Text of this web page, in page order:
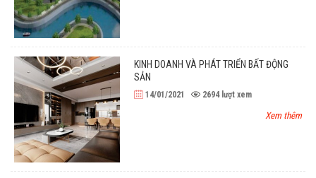
KINH DOANH VÀ PHÁT TRIỂN BẤT ĐỘNG
SẢN
14/01/2021 2694 lượt xem
Xem thêm